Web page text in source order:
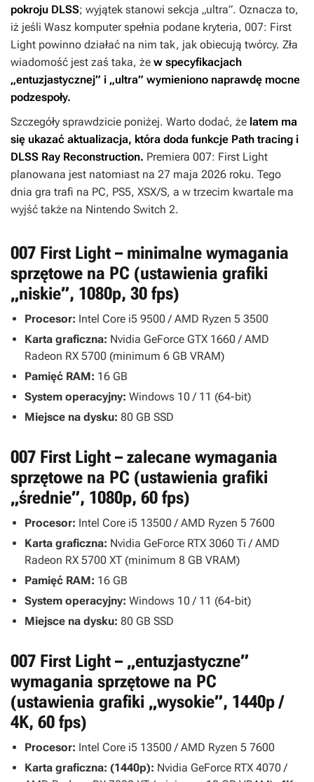
pokroju DLSS; wyjątek stanowi sekcja „ultra”. Oznacza to,
iż jeśli Wasz komputer spełnia podane kryteria, 007: First
Light powinno działać na nim tak, jak obiecują twórcy. Zła
wiadomość jest zaś taka, że w specyfikacjach
„entuzjastycznej” i „ultra” wymieniono naprawdę mocne
podzespoły.
Szczegóły sprawdzicie poniżej. Warto dodać, że latem ma
się ukazać aktualizacja, która doda funkcje Path tracing i
DLSS Ray Reconstruction. Premiera 007: First Light
planowana jest natomiast na 27 maja 2026 roku. Tego
dnia gra trafi na PC, PS5, XSX/S, a w trzecim kwartale ma
wyjść także na Nintendo Switch 2.
007 First Light – minimalne wymagania
sprzętowe na PC (ustawienia grafiki
„niskie”, 1080p, 30 fps)
Procesor: Intel Core i5 9500 / AMD Ryzen 5 3500
Karta graficzna: Nvidia GeForce GTX 1660 / AMD
Radeon RX 5700 (minimum 6 GB VRAM)
Pamięć RAM: 16 GB
System operacyjny: Windows 10 / 11 (64-bit)
Miejsce na dysku: 80 GB SSD
007 First Light – zalecane wymagania
sprzętowe na PC (ustawienia grafiki
„średnie”, 1080p, 60 fps)
Procesor: Intel Core i5 13500 / AMD Ryzen 5 7600
Karta graficzna: Nvidia GeForce RTX 3060 Ti / AMD
Radeon RX 5700 XT (minimum 8 GB VRAM)
Pamięć RAM: 16 GB
System operacyjny: Windows 10 / 11 (64-bit)
Miejsce na dysku: 80 GB SSD
007 First Light – „entuzjastyczne”
wymagania sprzętowe na PC
(ustawienia grafiki „wysokie”, 1440p /
4K, 60 fps)
Procesor: Intel Core i5 13500 / AMD Ryzen 5 7600
Karta graficzna: (1440p): Nvidia GeForce RTX 4070 /